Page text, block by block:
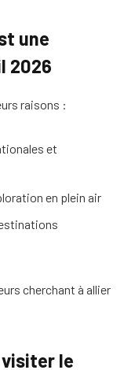
une
2026
raisons :
et
en plein air
cherchant à allier
visiter le